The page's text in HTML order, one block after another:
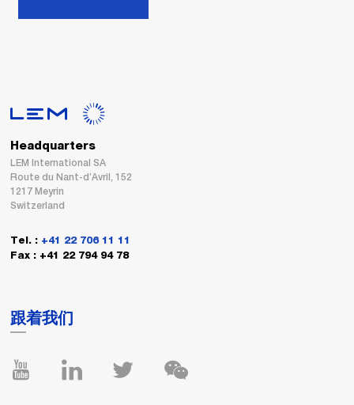
Headquarters
LEM International SA
Route du Nant-d’Avril, 152
1217 Meyrin
Switzerland
Tel. : +41 22 706 11 11
Fax : +41 22 794 94 78
跟着我们